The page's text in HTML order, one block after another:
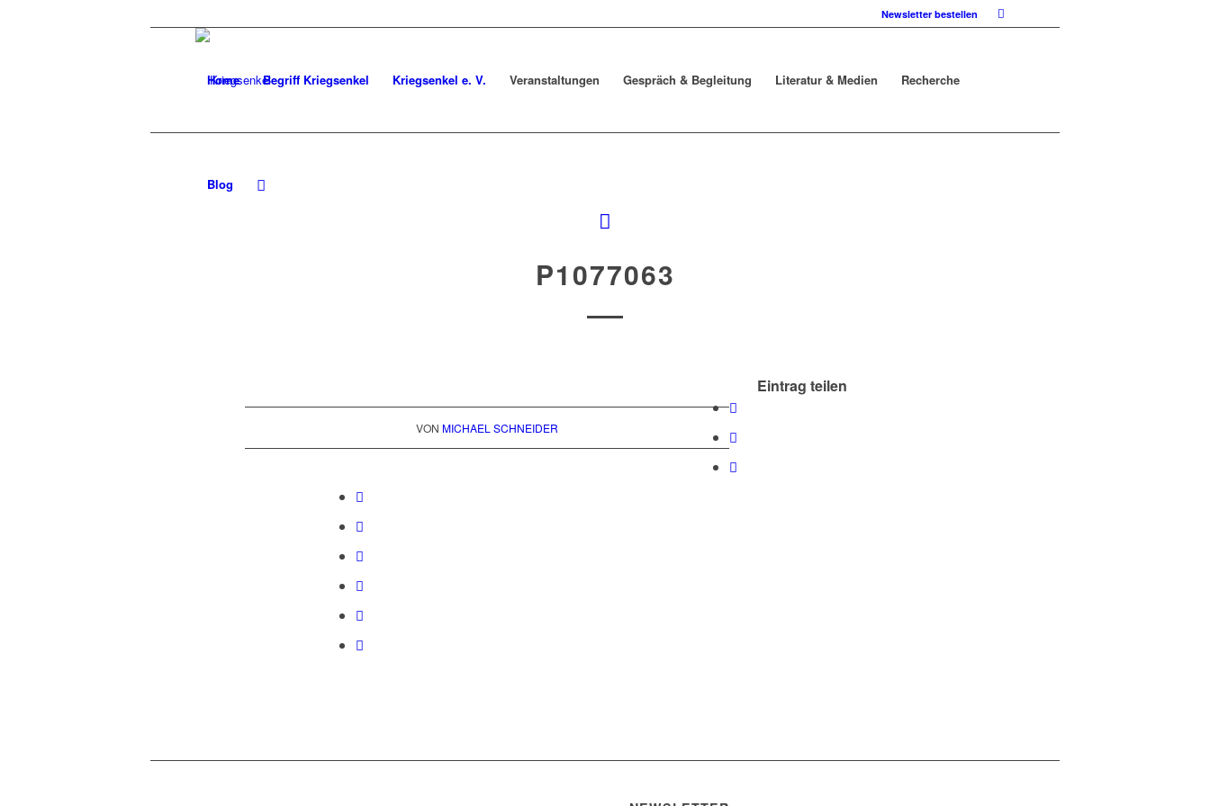
Newsletter bestellen
Home Begriff Kriegsenkel Kriegsenkel e. V. Veranstaltungen Gespräch & Begleitung Literatur & Medien Recherche
Blog
P1077063
VON MICHAEL SCHNEIDER
Eintrag teilen